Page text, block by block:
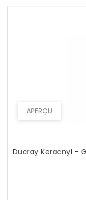
APERÇU
Ducray Keracnyl -